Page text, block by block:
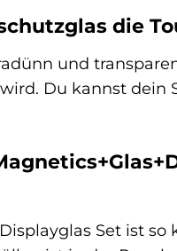
die
und
Du kannst
Set ist